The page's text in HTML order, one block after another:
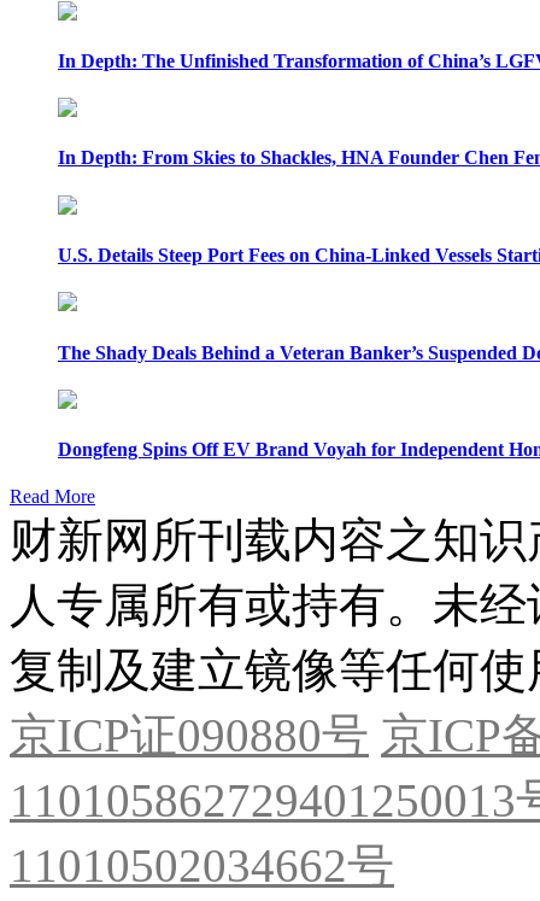
In Depth: The Unfinished Transformation of China’s
In Depth: From Skies to Shackles, HNA Founder Chen
U.S. Details Steep Port Fees on China-Linked Vessels
The Shady Deals Behind a Veteran Banker’s Suspended
Dongfeng Spins Off EV Brand Voyah for Independent
Read More
财新网所刊载内容之知
人专属所有或持有。未
复制及建立镜像等任何使
京ICP证090880号 京ICP
11010502034662号